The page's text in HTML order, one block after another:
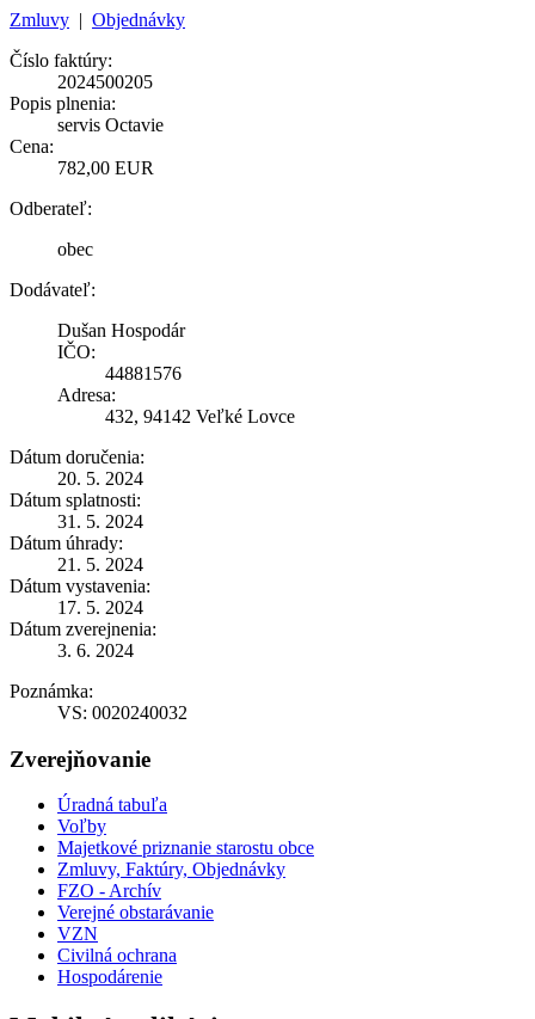
Zmluvy | Objednávky
Číslo faktúry:
2024500205
Popis plnenia:
servis Octavie
Cena:
782,00 EUR
Odberateľ:
obec
Dodávateľ:
Dušan Hospodár
IČO:
44881576
Adresa:
432, 94142 Veľké Lovce
Dátum doručenia:
20. 5. 2024
Dátum splatnosti:
31. 5. 2024
Dátum úhrady:
21. 5. 2024
Dátum vystavenia:
17. 5. 2024
Dátum zverejnenia:
3. 6. 2024
Poznámka:
VS: 0020240032
Zverejňovanie
Úradná tabuľa
Voľby
Majetkové priznanie starostu obce
Zmluvy, Faktúry, Objednávky
FZO - Archív
Verejné obstarávanie
VZN
Civilná ochrana
Hospodárenie